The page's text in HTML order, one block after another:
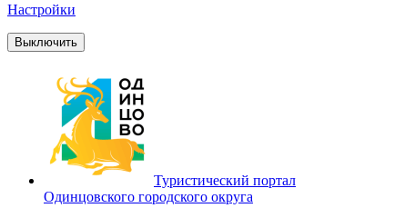
Настройки
Выключить
Туристический портал
Одинцовского городского округа